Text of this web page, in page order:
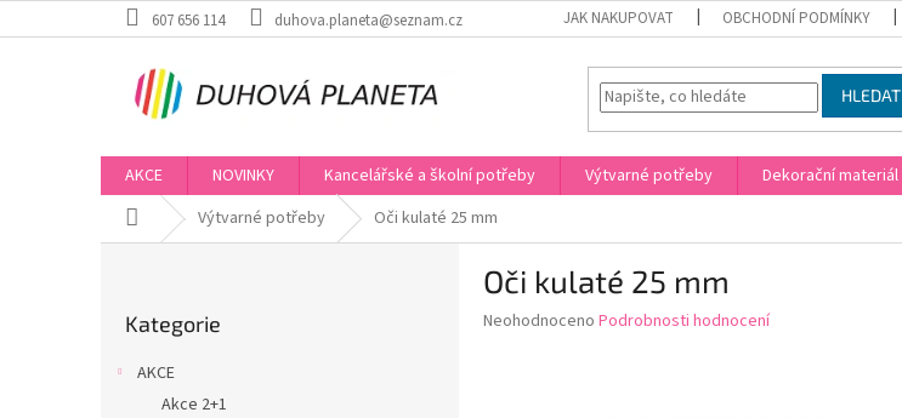
na
607 656 114 duhova.planeta@seznam.cz JAK NAKUPOVAT OBCHODNÍ PODMÍNKY
HLEDAT
AKCE NOVINKY Kancelářské a školní potřeby Výtvarné potřeby Dekorační materiál
Domů Výtvarné potřeby Oči kulaté 25 mm
kategorie
Kategorie
AKCE
Akce 2+1
Oči kulaté 25 mm
Průměrné
Neohodnoceno Podrobnosti hodnocení